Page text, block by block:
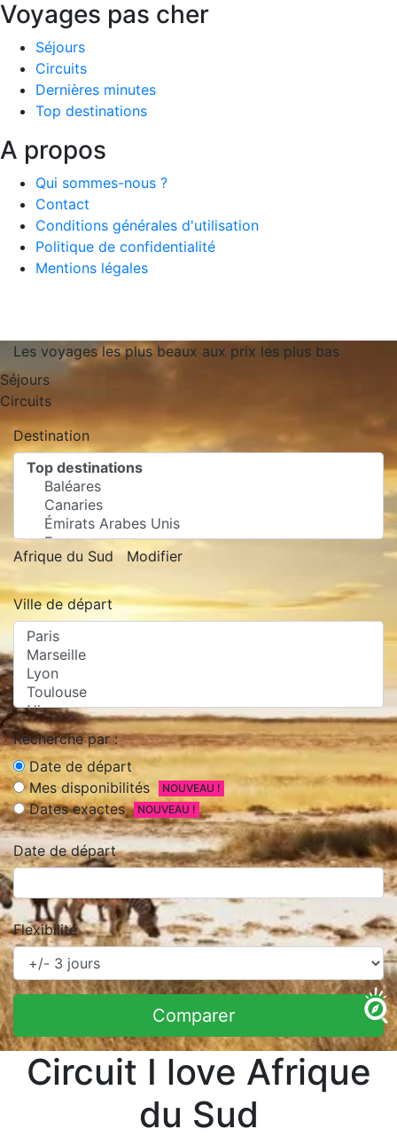
Voyages pas cher
Séjours
Circuits
Dernières minutes
Top destinations
A propos
Qui sommes-nous ?
Contact
Conditions générales d'utilisation
Politique de confidentialité
Mentions légales
Les voyages les plus beaux aux prix les plus bas
Séjours
Circuits
Destination
Afrique du Sud Modifier
Ville de départ
Recherche par :
Date de départ
Mes disponibilités
NOUVEAU !
Dates exactes NOUVEAU !
Date de départ
Flexibilité
Comparer
Circuit I love Afrique
du Sud